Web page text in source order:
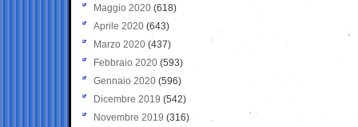
Maggio 2020 (618)
Aprile 2020 (643)
Marzo 2020 (437)
Febbraio 2020 (593)
Gennaio 2020 (596)
Dicembre 2019 (542)
Novembre 2019 (316)